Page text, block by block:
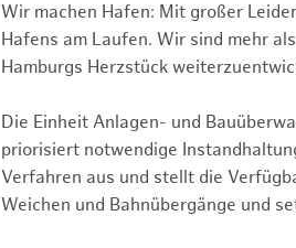
Wir machen Hafen: Mit großer
Hafens am Laufen. Wir sind mehr
Hamburgs Herzstück
Die Einheit Anlagen- und
priorisiert notwendige
Verfahren aus und stellt die
Weichen und Bahnübergänge und